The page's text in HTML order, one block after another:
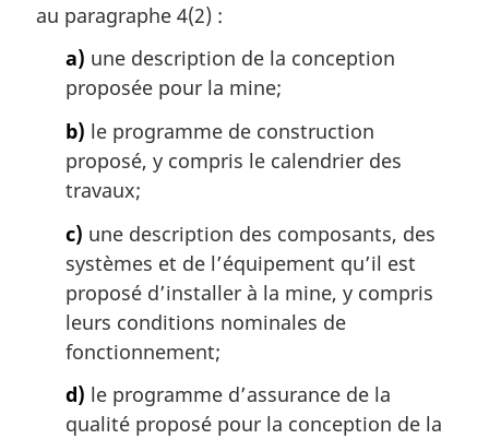
au paragraphe 4(2) :
a) une description de la conception
proposée pour la mine;
b) le programme de construction
proposé, y compris le calendrier des
travaux;
c) une description des composants, des
systèmes et de l’équipement qu’il est
proposé d’installer à la mine, y compris
leurs conditions nominales de
fonctionnement;
d) le programme d’assurance de la
qualité proposé pour la conception de la